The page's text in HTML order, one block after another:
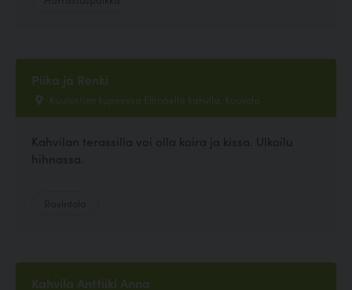
Piika ja Renki
Kuutostien kupeessa Elimäellä kahvila, Kouvola
Kahvilan terassilla voi olla koira ja kissa. Ulkoilu
hihnassa.
Kahvila Anttiiki Anna